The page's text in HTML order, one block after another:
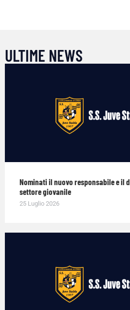
ULTIME NEWS
Nominati il nuovo responsabile e il
settore giovanile
25 Luglio 2026